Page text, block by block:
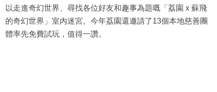
以走進奇幻世界、尋找各位好友和趣事為題嘅「荔園 x 蘇飛
的奇幻世界」室內迷宮。今年荔園還邀請了13個本地慈善團
體率先免費試玩，值得一讚。